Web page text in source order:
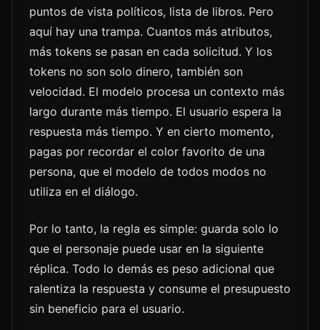
puntos de vista políticos, lista de libros. Pero
aquí hay una trampa. Cuantos más atributos,
más tokens se pasan en cada solicitud. Y los
tokens no son solo dinero, también son
velocidad. El modelo procesa un contexto más
largo durante más tiempo. El usuario espera la
respuesta más tiempo. Y en cierto momento,
pagas por recordar el color favorito de una
persona, que el modelo de todos modos no
utiliza en el diálogo.
Por lo tanto, la regla es simple: guarda solo lo
que el personaje puede usar en la siguiente
réplica. Todo lo demás es peso adicional que
ralentiza la respuesta y consume el presupuesto
sin beneficio para el usuario.